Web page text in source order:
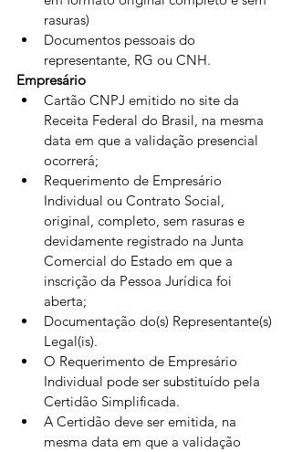
rasuras)
Documentos pessoais do
representante, RG ou CNH.
Empresário
Cartão CNPJ emitido no site da
Receita Federal do Brasil, na mesma
data em que a validação presencial
ocorrerá;
Requerimento de Empresário
Individual ou Contrato Social,
original, completo, sem rasuras e
devidamente registrado na Junta
Comercial do Estado em que a
inscrição da Pessoa Jurídica foi
aberta;
Documentação do(s) Representante(s)
Legal(is).
O Requerimento de Empresário
Individual pode ser substituído pela
Certidão Simplificada.
A Certidão deve ser emitida, na
mesma data em que a validação